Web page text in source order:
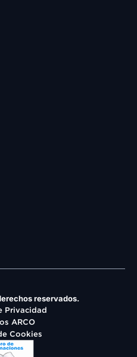
reservados.
Privacidad
ARCO
Cookies